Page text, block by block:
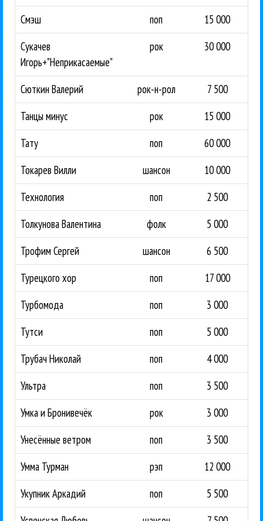
Смэш поп
15 000
Сукачев
Игорь+"Неприкасаемые"
рок 30 000
Сюткин Валерий рок-н-рол
7 500
Танцы минус
рок
15 000
Тату
поп
60 000
Токарев Вилли
шансон
10 000
Технология
поп
2 500
Толкунова Валентина
фолк
5 000
Трофим Сергей
шансон
6 500
Турецкого хор
поп
17 000
Турбомода
поп
3 000
Тутси
поп
5 000
Трубач Николай
поп
4 000
Ультра
поп
3 500
Умка и Бронивечёк
рок
3 000
Унесённые ветром
поп
3 500
Умма Турман
рэп
12 000
Укупник Аркадий
поп
5 500